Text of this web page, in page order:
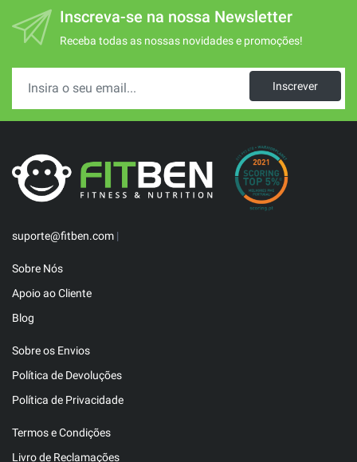
Inscreva-se na nossa Newsletter
Receba todas as nossas novidades e promoções!
Inscrever
suporte@fitben.com |
Sobre Nós
Apoio ao Cliente
Blog
Sobre os Envios
Política de Devoluções
Política de Privacidade
Termos e Condições
Livro de Reclamações